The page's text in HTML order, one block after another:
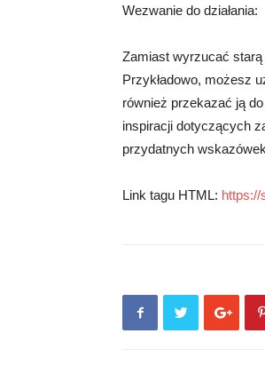
Wezwanie do działania:
Zamiast wyrzucać
Przykładowo, możesz
również przekazać ją
inspiracji dotyczących
przydatnych
Link tagu HTML: https://